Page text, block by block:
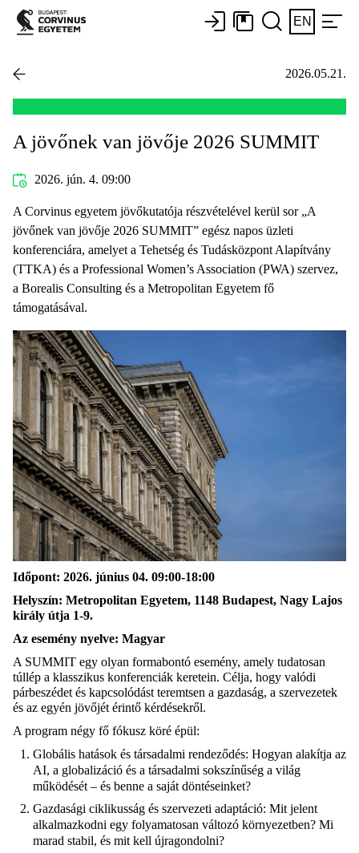
EN
2026.05.21.
A jövőnek van jövője 2026 SUMMIT
2026. jún. 4. 09:00
A Corvinus egyetem jövőkutatója részvételével kerül sor „A
jövőnek van jövője 2026 SUMMIT” egész napos üzleti
konferenciára, amelyet a Tehetség és Tudásközpont Alapítvány
(TTKA) és a Professional Women’s Association (PWA) szervez,
a Borealis Consulting és a Metropolitan Egyetem fő
támogatásával.
Időpont: 2026. június 04. 09:00-18:00
Helyszín: Metropolitan Egyetem, 1148 Budapest, Nagy Lajos
király útja 1-9.
Az esemény nyelve: Magyar
A SUMMIT egy olyan formabontó esemény, amely tudatosan
túllép a klasszikus konferenciák keretein. Célja, hogy valódi
párbeszédet és kapcsolódást teremtsen a gazdaság, a szervezetek
és az egyén jövőjét érintő kérdésekről.
A program négy fő fókusz köré épül:
Globális hatások és társadalmi rendeződés: Hogyan alakítja az
AI, a globalizáció és a társadalmi sokszínűség a világ
működését – és benne a saját döntéseinket?
Gazdasági ciklikusság és szervezeti adaptáció: Mit jelent
alkalmazkodni egy folyamatosan változó környezetben? Mi
marad stabil, és mit kell újragondolni?